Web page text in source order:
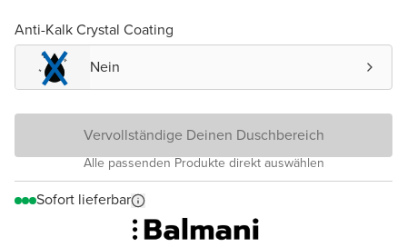
Anti-Kalk Crystal Coating
Nein
Vervollständige Deinen Duschbereich
Alle passenden Produkte direkt auswählen
Sofort lieferbar